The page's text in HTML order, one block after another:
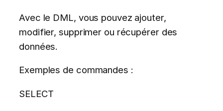
Avec le DML, vous pouvez ajouter,
modifier, supprimer ou récupérer des
données.
Exemples de commandes :
SELECT